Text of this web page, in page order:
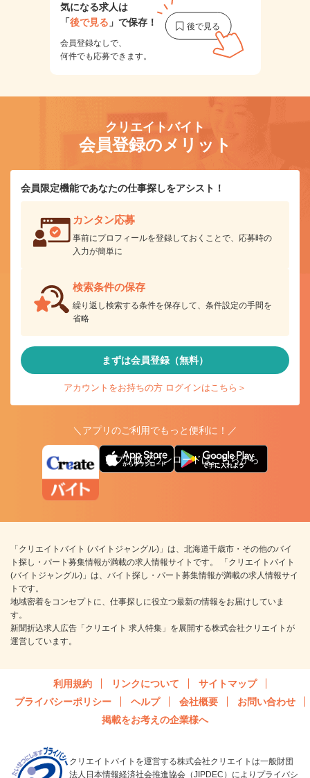
気になる求人は
「後で見る 」で保存！
会員登録なしで、
何件でも応募できます。
クリエイトバイト
会員登録のメリット
会員限定機能であなたの仕事探しをアシスト！
カンタン応募
事前にプロフィールを登録しておくことで、応募時の
入力が簡単に
検索条件の保存
繰り返し検索する条件を保存して、条件設定の手間を
省略
まずは会員登録（無料）
アカウントをお持ちの方 ログインはこちら＞
＼アプリのご利用でもっと便利に！／
アプリ版ダウンロードはこちらから
「クリエイトバイト (バイトジャングル)」は、北海道千歳市・その他のバイ
ト探し・パート募集情報が満載の求人情報サイトです。 「クリエイトバイト
(バイトジャングル)」は、バイト探し・パート募集情報が満載の求人情報サイ
トです。
地域密着をコンセプトに、仕事探しに役立つ最新の情報をお届けしていま
す。
新聞折込求人広告「クリエイト 求人特集」を展開する株式会社クリエイトが
運営しています。
利用規約 リンクについて
サイトマップ
プライバシーポリシー
ヘルプ 会社概要
お問い合わせ
掲載をお考えの企業様へ
クリエイトバイトを運営する株式会社クリエイトは一般財団
法人日本情報経済社会推進協会（JIPDEC）によりプライバシ